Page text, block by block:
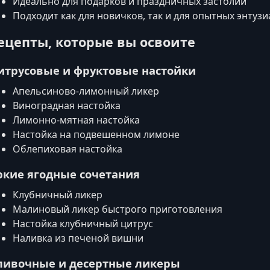
Подходит как для новичков, так и для опытных
которые вы освоите
и фруктовые настойки
Апельсиново-лимонный ликер
Виноградная настойка
Лимонно-мятная настойка
Настойка на подвешенном лимоне
Облепиховая настойка
ягодные сочетания
Клубничный ликер
Малиновый ликер быстрого приготовления
Настойка клубничный цитрус
Наливка из печеной вишни
и десертные ликеры